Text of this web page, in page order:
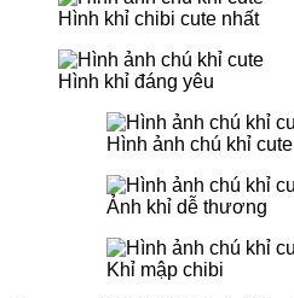
Hình khỉ chibi cute nhất
Hình khỉ đáng yêu
Hình ảnh chú khỉ cute
Ảnh khỉ dễ thương
Khỉ mập chibi